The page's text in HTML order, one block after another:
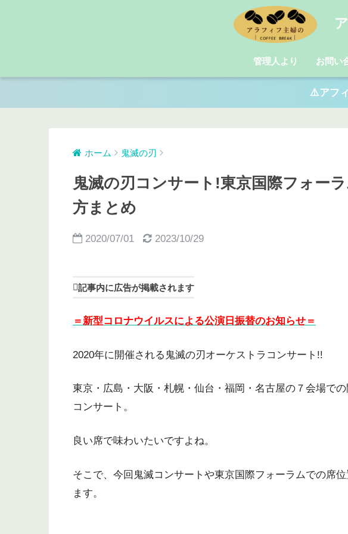
ア
管理人より お問い
⚠️アフ
ホーム 鬼滅の刃
鬼滅の刃コンサート!東京国際フォー
方まとめ
2020/07/01 2023/10/29
記事内に広告が掲載されます
＝新型コロナウイルスによる公演日振替のお知らせ＝
2020年に開催される鬼滅の刃オーケストラコンサート!!
東京・広島・大阪・札幌・仙台・福岡・名古屋の７会場で
コンサート。
良い席で味わいたいですよね。
そこで、今回鬼滅コンサートや東京国際フォーラムでの席
ます。